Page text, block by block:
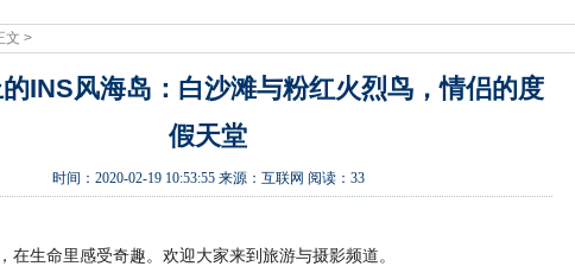
文 >
INS风海岛：白沙滩与粉红火烈鸟，情侣的度
假天堂
时间： 2020-02-19 10:53:55来源： 互联网 阅读：33
在生命里感受奇趣。欢迎大家来到旅游与摄影频道。